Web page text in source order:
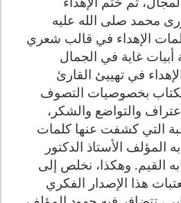
محمد صلى الله عليه
الإهداء في قالب شعري
غاية في الجمال
في تهييئ القارئ
بخصوصيات التصوف
والتواضع والشكر،
التي كشفت عنها كلمات
المؤلف الأستاذ الدكتور
القيم. وهكذا، نخلص إلى
هذا الإصدار الفكري